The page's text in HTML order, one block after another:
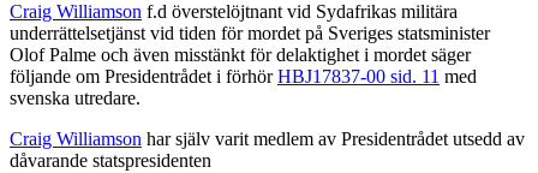
Craig Williamson f.d överstelöjtnant vid Sydafrikas militära
underrättelsetjänst vid tiden för mordet på Sveriges statsminister
Olof Palme och även misstänkt för delaktighet i mordet säger
följande om Presidentrådet i förhörHBJ17837-00 sid. 11 med
svenska utredare.
Craig Williamson har själv varit medlem av Presidentrådet utsedd av
dåvarande statspresidenten